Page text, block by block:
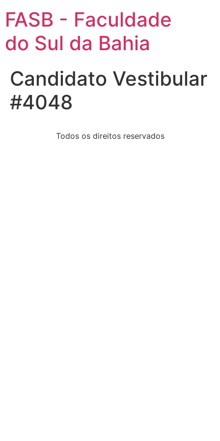
FASB - Faculdade
do Sul da Bahia
Candidato Vestibular
#4048
Todos os direitos reservados